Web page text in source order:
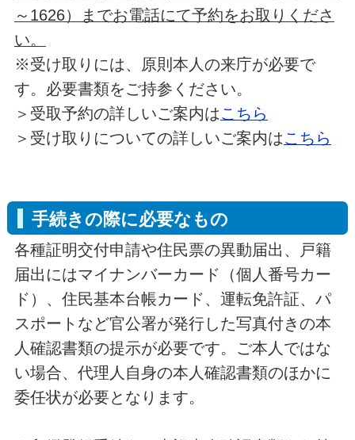
～1626）までお電話にて予約をお取りくださ
い。
※受け取りには、原則本人の来庁が必要で
す。必要書類をご持参ください。
＞受取予約の詳しいご案内はこちら
＞受け取りについての詳しいご案内はこちら
手続きの際に必要なもの
各種証明交付申請や住民票の異動届出、戸籍
届出にはマイナンバーカード（個人番号カー
ド）、住民基本台帳カード、運転免許証、パ
スポートなど官公署が発行した写真付きの本
人確認書類の提示が必要です。ご本人ではな
い場合、代理人自身の本人確認書類のほかに
委任状が必要となります。